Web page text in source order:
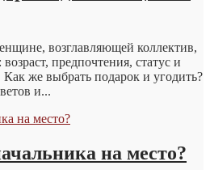
возглавляющей коллектив,
предпочтения, статус и
же выбрать подарок и угодить?
и...
на место?